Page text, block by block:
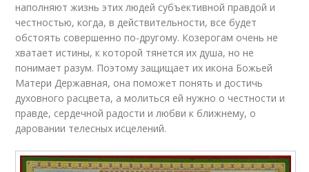
наполняют жизнь этих людей субъективной правдой и
честностью, когда, в действительности, все будет
обстоять совершенно по-другому. Козерогам очень не
хватает истины, к которой тянется их душа, но не
понимает разум. Поэтому защищает их икона Божьей
Матери Державная, она поможет понять и достичь
духовного расцвета, а молиться ей нужно о честности и
правде, сердечной радости и любви к ближнему, о
даровании телесных исцелений.